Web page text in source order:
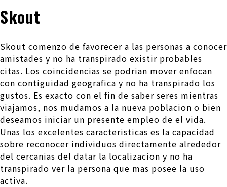
Skout
Skout comenzo de favorecer a las personas a conocer
amistades y no ha transpirado existir probables
citas. Los coincidencias se podri­an mover enfocan
con contiguidad geografica y no ha transpirado los
gustos. Es exacto con el fin de saber seres mientras
viajamos, nos mudamos a la nueva poblacion o bien
deseamos iniciar un presente empleo de el vida.
Unas los excelentes caracteristicas es la capacidad
sobre reconocer individuos directamente alrededor
del cercanias del datar la localizacion y no ha
transpirado ver la persona que mas posee la uso
activa.